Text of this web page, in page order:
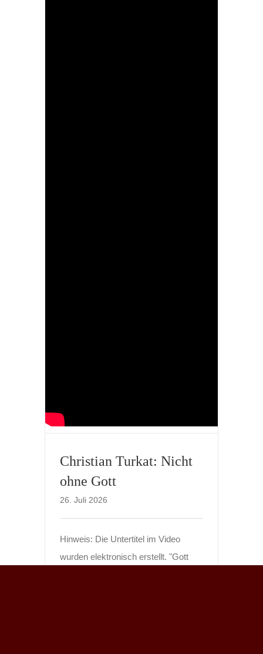
Christian Turkat: Nicht
ohne Gott
26. Juli 2026
Hinweis: Die Untertitel im Video
wurden elektronisch erstellt. "Gott